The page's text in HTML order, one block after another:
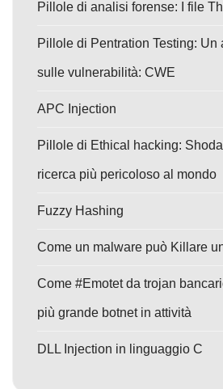
Pillole di analisi forense: I file
Pillole di Pentration Testing: Un
sulle vulnerabilità: CWE
APC Injection
Pillole di Ethical hacking:
ricerca più pericoloso al mondo
Fuzzy Hashing
Come un malware può Killare
Come #Emotet da trojan
più grande botnet in attività
DLL Injection in linguaggio C